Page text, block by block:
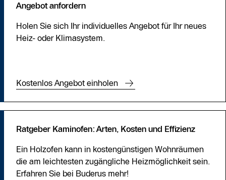
Angebot anfordern
Holen Sie sich Ihr individuelles Angebot für Ihr neues
Heiz- oder Klimasystem.
Kostenlos Angebot einholen
Ratgeber Kaminofen: Arten, Kosten und Effizienz
Ein Holzofen kann in kostengünstigen Wohnräumen
die am leichtesten zugängliche Heizmöglichkeit sein.
Erfahren Sie bei Buderus mehr!